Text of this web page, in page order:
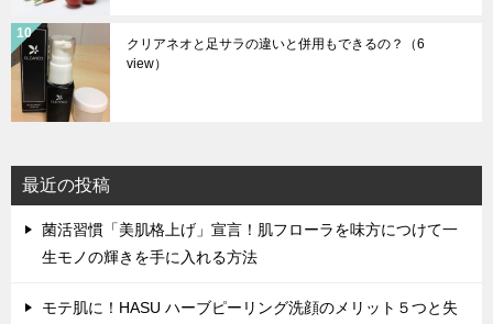
クリアネオと足サラの違いと併用もできるの？
（6
view）
最近の投稿
菌活習慣「美肌格上げ」宣言！肌フローラを味方につけて一
生モノの輝きを手に入れる方法
モテ肌に！HASU ハーブピーリング洗顔のメリット５つと失